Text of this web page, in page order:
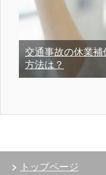
交通事故の休業
方法は？
トップページ